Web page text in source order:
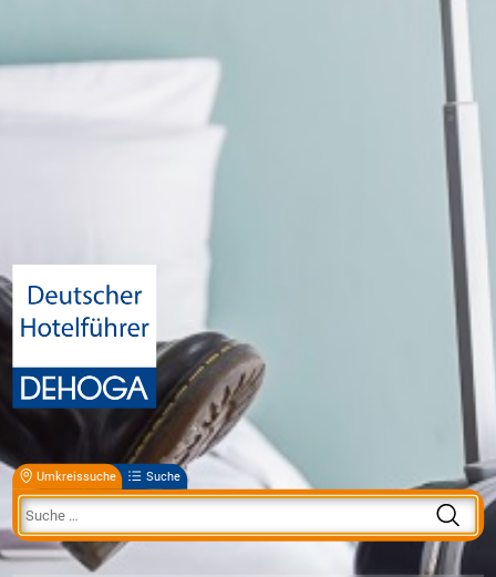
Umkreissuche Suche